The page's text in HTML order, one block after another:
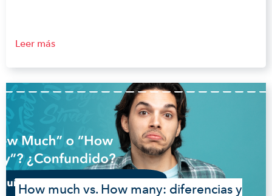
Leer más
How much vs. How many: diferencias y